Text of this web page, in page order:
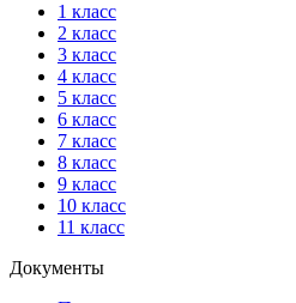
1 класс
2 класс
3 класс
4 класс
5 класс
6 класс
7 класс
8 класс
9 класс
10 класс
11 класс
Документы